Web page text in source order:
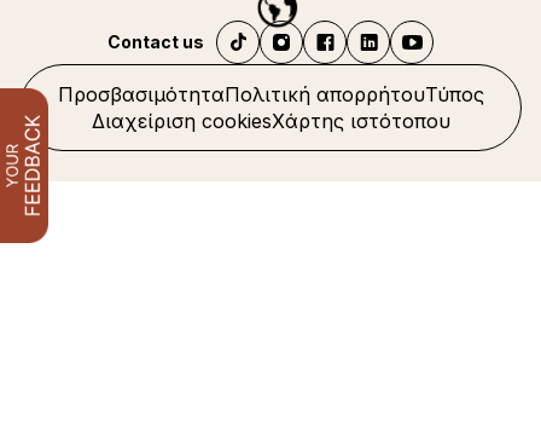
ΠροσβασιμότηταΠολιτική απορρήτουΤύπος
Διαχείριση cookiesΧάρτης ιστότοπου
Contact us